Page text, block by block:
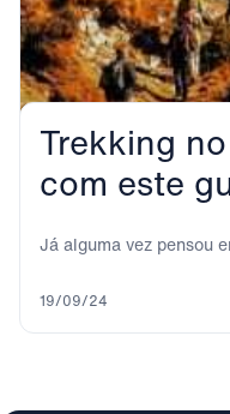
Trekking
com este
Já alguma vez pensou
19/09/24